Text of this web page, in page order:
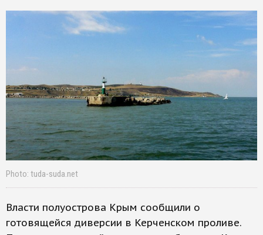
Photo: tuda-suda.net
Власти полуострова Крым сообщили о
готовящейся диверсии в Керченском проливе.